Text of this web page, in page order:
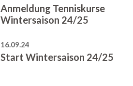
Anmeldung Tenniskurse
Wintersaison 24/25
16.09.24
Start Wintersaison 24/25